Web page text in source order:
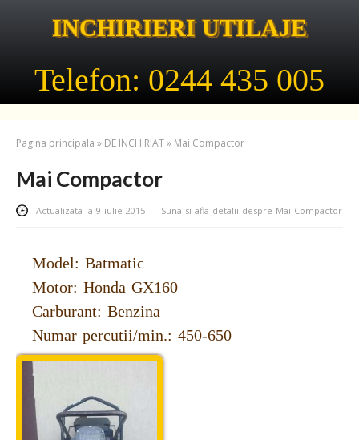
INCHIRIERI UTILAJE
Telefon: 0244 435 005
Pagina principala » DE INCHIRIAT» Mai Compactor
Mai Compactor
Actualizata la 9 iulie 2015 Suna si afla detalii despre Mai Compactor
Model: Batmatic
Motor: Honda GX160
Carburant: Benzina
Numar percutii/min.: 450-650